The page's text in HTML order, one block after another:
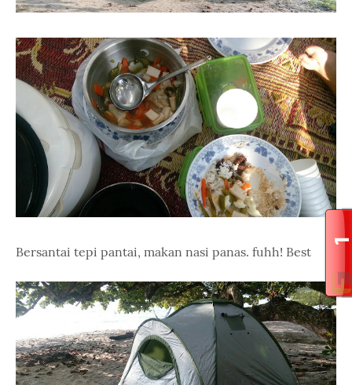
Bersantai tepi pantai, makan nasi panas. fuhh! Best